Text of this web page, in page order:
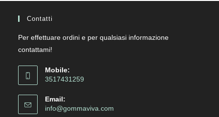
Contatti
Per effettuare ordini e per qualsiasi informazione
contattami!
Mobile:
3517431259
Email:
info@gommaviva.com